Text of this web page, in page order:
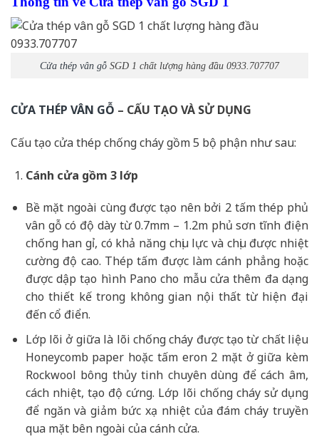
Cửa thép vân gỗ SGD 1 chất lượng hàng đầu 0933.707707
CỬA THÉP VÂN GỖ – CẤU TẠO VÀ SỬ DỤNG
Cấu tạo cửa thép chống cháy gồm 5 bộ phận như sau:
Cánh cửa gồm 3 lớp
Bề mặt ngoài cùng được tạo nên bởi 2 tấm thép phủ
vân gỗ có độ dày từ 0.7mm – 1.2m phủ sơn tĩnh điện
chống han gỉ, có khả năng chịu lực và chịu được nhiệt
cường độ cao. Thép tấm được làm cánh phẳng hoặc
được dập tạo hình Pano cho mẫu cửa thêm đa dạng
cho thiết kế trong không gian nội thất từ hiện đại
đến cổ điển.
Lớp lõi ở giữa là lõi chống cháy được tạo từ chất liệu
Honeycomb paper hoặc tấm eron 2 mặt ở giữa kèm
Rockwool bông thủy tinh chuyên dùng để cách âm,
cách nhiệt, tạo độ cứng. Lớp lõi chống cháy sử dụng
để ngăn và giảm bức xạ nhiệt của đám cháy truyền
qua mặt bên ngoài của cánh cửa.